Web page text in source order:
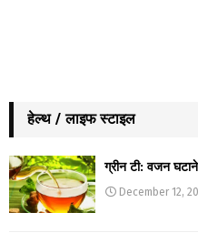
हेल्थ / लाइफ स्टाइल
ग्रीन टी: वजन
December 12,